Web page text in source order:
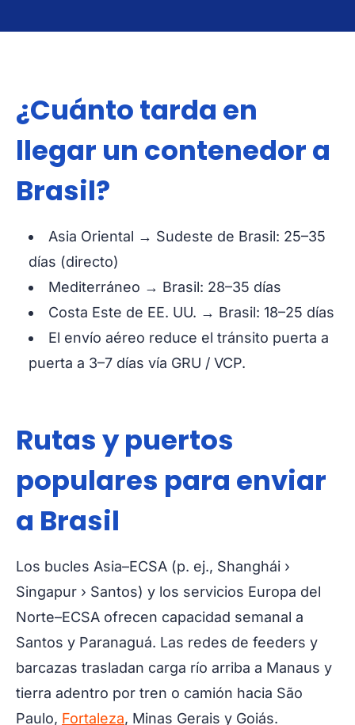
¿Cuánto tarda en
llegar un contenedor a
Brasil?
Asia Oriental → Sudeste de Brasil: 25–35
días (directo)
Mediterráneo → Brasil: 28–35 días
Costa Este de EE. UU. → Brasil: 18–25 días
El envío aéreo reduce el tránsito puerta a
puerta a 3–7 días vía GRU / VCP.
Rutas y puertos
populares para enviar
a Brasil
Los bucles Asia–ECSA (p. ej., Shanghái ›
Singapur › Santos) y los servicios Europa del
Norte–ECSA ofrecen capacidad semanal a
Santos y Paranaguá. Las redes de feeders y
barcazas trasladan carga río arriba a Manaus y
tierra adentro por tren o camión hacia São
Paulo, Fortaleza, Minas Gerais y Goiás.